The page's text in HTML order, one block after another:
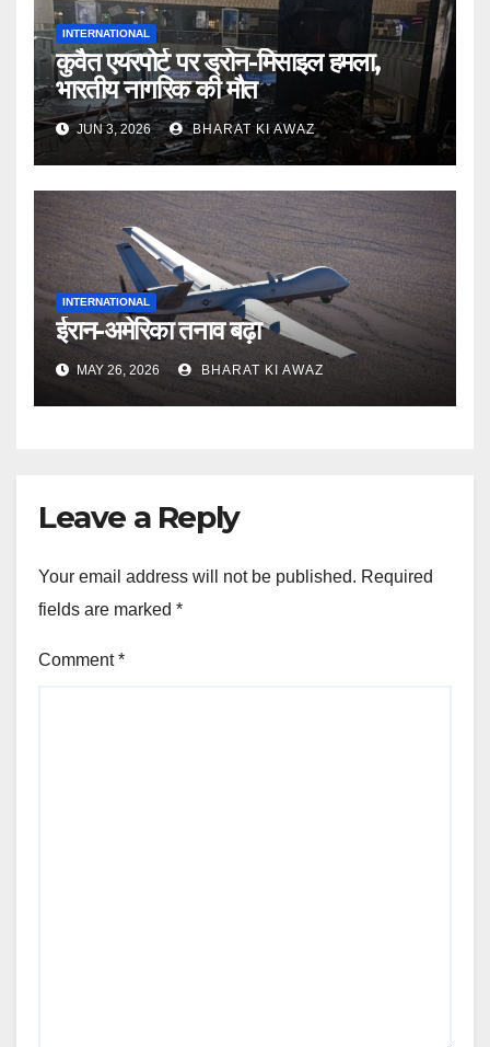
INTERNATIONAL
कुवैत एयरपोर्ट पर ड्रोन-मिसाइल हमला,
भारतीय नागरिक की मौत
JUN 3, 2026 BHARAT KI AWAZ
INTERNATIONAL
ईरान-अमेरिका तनाव बढ़ा
MAY 26, 2026 BHARAT KI AWAZ
Leave a Reply
Your email address will not be published. Required
fields are marked *
Comment*